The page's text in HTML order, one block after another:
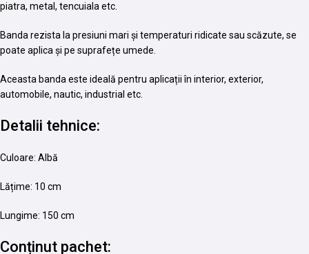
piatra, metal, tencuiala etc.
Banda rezista la presiuni mari și temperaturi ridicate sau scăzute, se
poate aplica și pe suprafețe umede.
Aceasta banda este ideală pentru aplicații în interior, exterior,
automobile, nautic, industrial etc.
Detalii tehnice:
Culoare: Albă
Lățime: 10 cm
Lungime: 150 cm
Conținut pachet: